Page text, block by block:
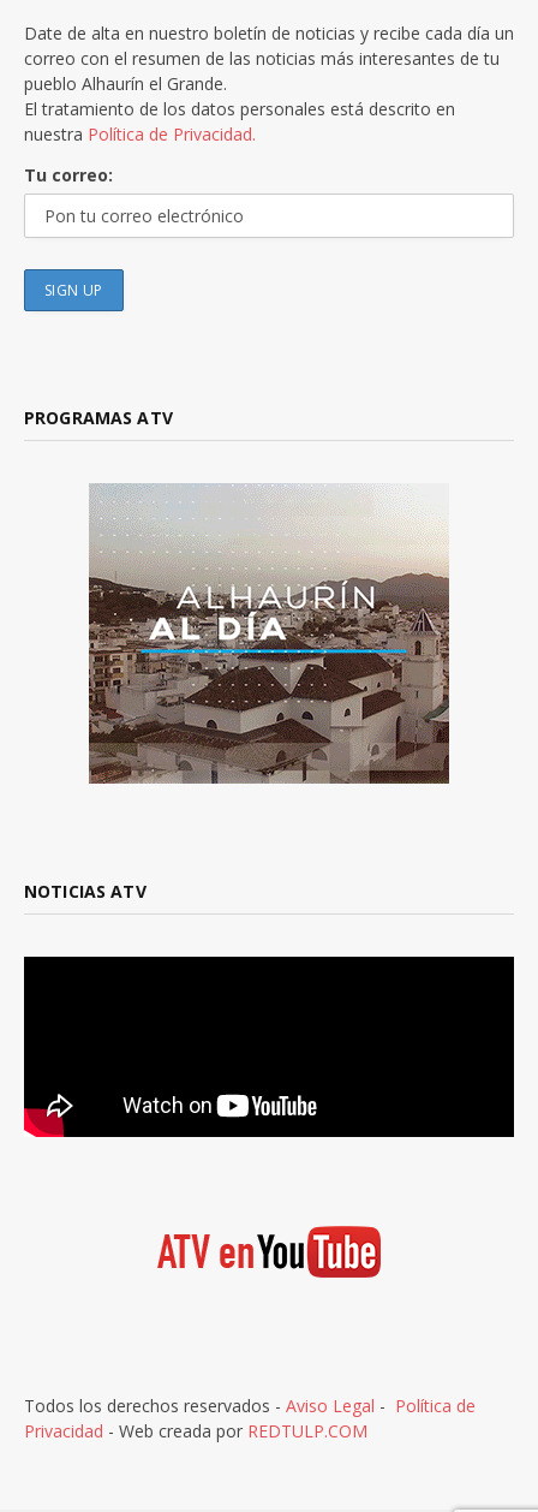
Date de alta en nuestro boletín de noticias y recibe cada día un
correo con el resumen de las noticias más interesantes de tu
pueblo Alhaurín el Grande.
El tratamiento de los datos personales está descrito en
nuestra Política de Privacidad.
Tu correo:
PROGRAMAS ATV
NOTICIAS ATV
Todos los derechos reservados - Aviso Legal - Política de
Privacidad - Web creada por REDTULP.COM